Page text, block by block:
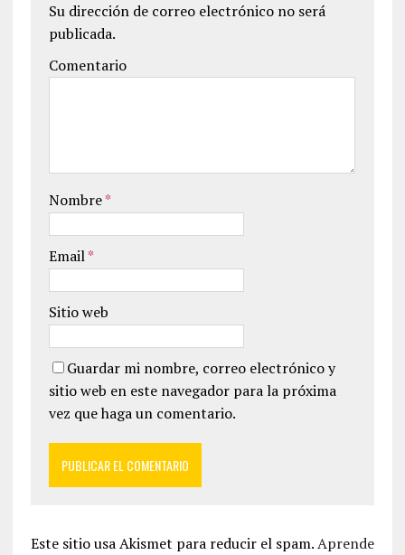
Su dirección de correo electrónico no será
publicada.
Comentario
Nombre*
Email*
Sitio web
Guardar mi nombre, correo electrónico y
sitio web en este navegador para la próxima
vez que haga un comentario.
Este sitio usa Akismet para reducir el spam.Aprende